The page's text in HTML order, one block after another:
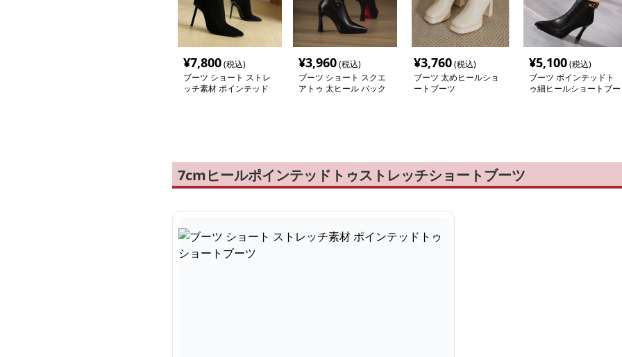
¥7,800(税込)
ブーツ ショート ストレ
ッチ素材 ポインテッド
¥3,960(税込)
ブーツ ショート スクエ
アトゥ 太ヒール バック
¥3,760(税込)
ブーツ 太めヒールショ
ートブーツ
¥5,100(税込)
ブーツ ポインテッドト
ゥ細ヒールショートブー
7cmヒールポインテッドトゥストレッチショートブーツ